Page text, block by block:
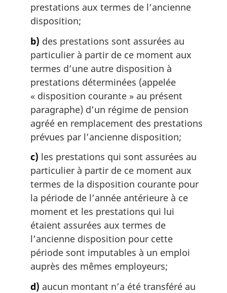
prestations aux termes de l’ancienne
disposition;
b) des prestations sont assurées au
particulier à partir de ce moment aux
termes d’une autre disposition à
prestations déterminées (appelée
« disposition courante » au présent
paragraphe) d’un régime de pension
agréé en remplacement des prestations
prévues par l’ancienne disposition;
c) les prestations qui sont assurées au
particulier à partir de ce moment aux
termes de la disposition courante pour
la période de l’année antérieure à ce
moment et les prestations qui lui
étaient assurées aux termes de
l’ancienne disposition pour cette
période sont imputables à un emploi
auprès des mêmes employeurs;
d) aucun montant n’a été transféré au